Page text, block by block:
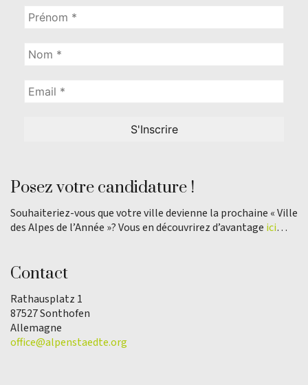
Posez votre candidature !
Souhaiteriez-vous que votre ville devienne la prochaine « Ville
des Alpes de l’Année »? Vous en découvrirez d’avantage ici…
Contact
Rathausplatz 1
87527 Sonthofen
Allemagne
office@alpenstaedte.org